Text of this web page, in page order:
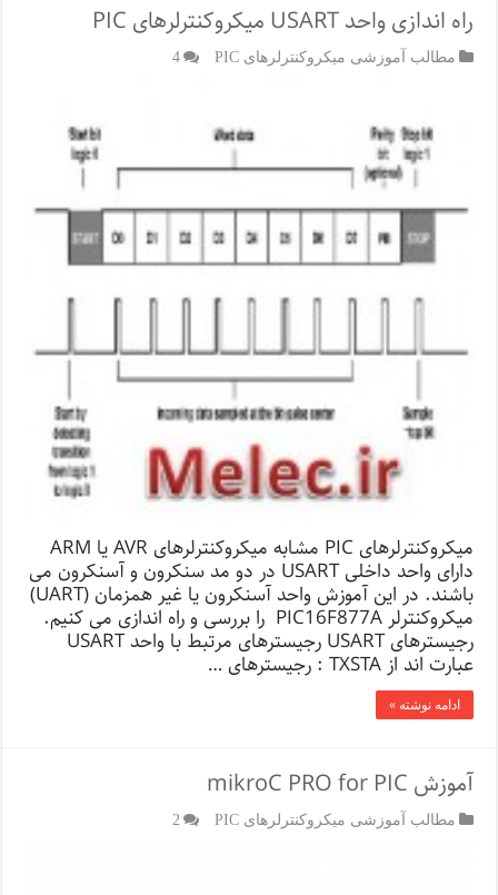
راه اندازی واحد USART میکروکنترلرهای PIC
مطالب آموزشی میکروکنترلرهای PIC 4
میکروکنترلرهای PIC مشابه میکروکنترلرهای AVR یا ARM
دارای واحد داخلی USART در دو مد سنکرون و آسنکرون می
باشند. در این آموزش واحد آسنکرون یا غیر همزمان (UART)
میکروکنترلر PIC16F877A را بررسی و راه اندازی می کنیم.
رجیسترهای USART رجیسترهای مرتبط با واحد USART
عبارت اند از TXSTA : رجیسترهای …
ادامه نوشته »
آموزش mikroC PRO for PIC
مطالب آموزشی میکروکنترلرهای PIC 2